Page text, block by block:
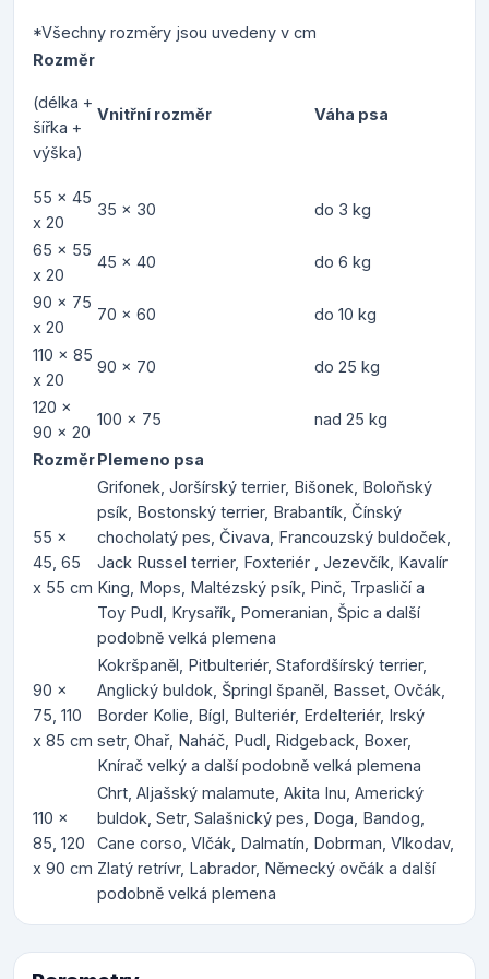
*Všechny rozměry jsou uvedeny v cm
Rozměr
(délka +
šířka +
výška)
Vnitřní rozměr Váha psa
55 x 45
x 20
35 x 30 do 3 kg
65 x 55
x 20
45 x 40 do 6 kg
90 x 75
x 20
70 x 60 do 10 kg
110 x 85
x 20
90 x 70 do 25 kg
120 x
90 x 20
100 x 75 nad 25 kg
RozměrPlemeno psa
55 x
45, 65
x 55 cm
Grifonek, Joršírský terrier, Bišonek, Boloňský
psík, Bostonský terrier, Brabantík, Čínský
chocholatý pes, Čivava, Francouzský buldoček,
Jack Russel terrier, Foxteriér , Jezevčík, Kavalír
King, Mops, Maltézský psík, Pinč, Trpasličí a
Toy Pudl, Krysařík, Pomeranian, Špic a další
podobně velká plemena
90 x
75, 110
x 85 cm
Kokršpaněl, Pitbulteriér, Stafordšírský terrier,
Anglický buldok, Špringl španěl, Basset, Ovčák,
Border Kolie, Bígl, Bulteriér, Erdelteriér, Irský
setr, Ohař, Naháč, Pudl, Ridgeback, Boxer,
Knírač velký a další podobně velká plemena
110 x
85, 120
x 90 cm
Chrt, Aljašský malamute, Akita Inu, Americký
buldok, Setr, Salašnický pes, Doga, Bandog,
Cane corso, Vlčák, Dalmatín, Dobrman, Vlkodav,
Zlatý retrívr, Labrador, Německý ovčák a další
podobně velká plemena